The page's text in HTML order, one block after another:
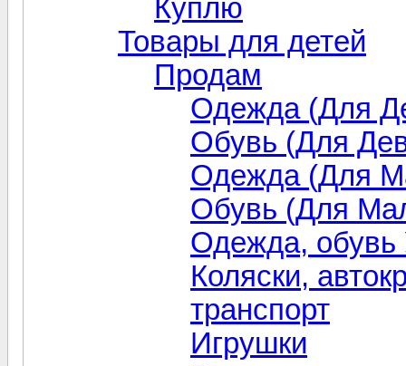
Куплю
Товары для детей
Продам
Одежда (Для
Обувь (Для
Одежда (Для
Обувь (Для
Одежда, обувь
Коляски,
транспорт
Игрушки